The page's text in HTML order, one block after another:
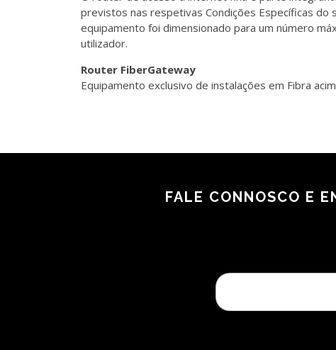
previstos nas respetivas Condições Específicas
equipamento foi dimensionado para um número
utilizador.
Router FiberGateway
Equipamento exclusivo de instalações em Fibra
FALE CONNOSCO E